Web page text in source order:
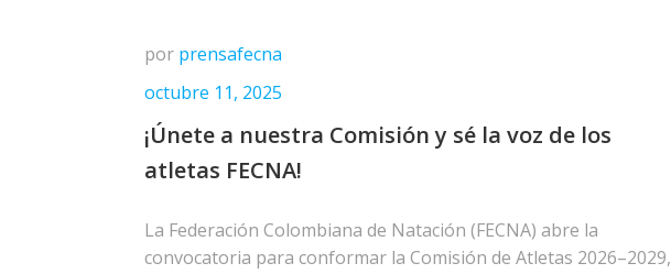
por prensafecna
octubre 11, 2025
¡Únete a nuestra Comisión y sé la voz de los
atletas FECNA!
La Federación Colombiana de Natación (FECNA) abre la
convocatoria para conformar la Comisión de Atletas 2026–2029,